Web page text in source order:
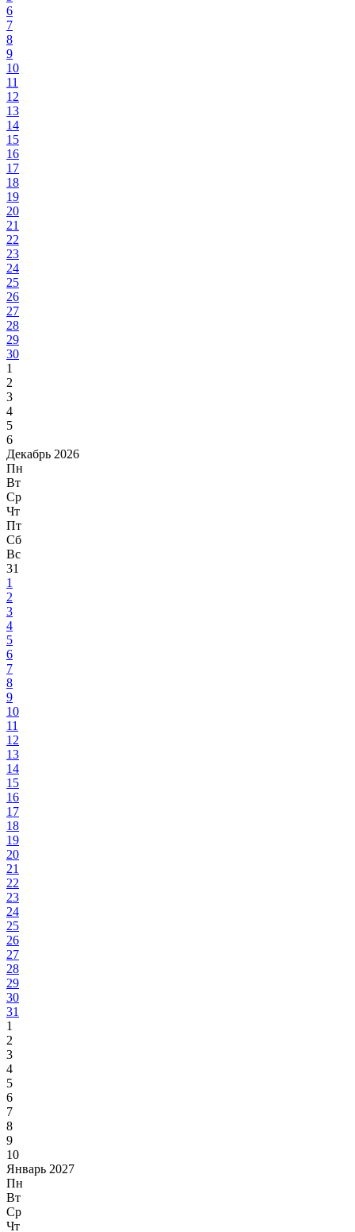
6
7
8
9
10
11
12
13
14
15
16
17
18
19
20
21
22
23
24
25
26
27
28
29
30
1
2
3
4
5
6
Декабрь 2026
Пн
Вт
Ср
Чт
Пт
Сб
Вс
31
1
2
3
4
5
6
7
8
9
10
11
12
13
14
15
16
17
18
19
20
21
22
23
24
25
26
27
28
29
30
31
1
2
3
4
5
6
7
8
9
10
Январь 2027
Пн
Вт
Ср
Чт